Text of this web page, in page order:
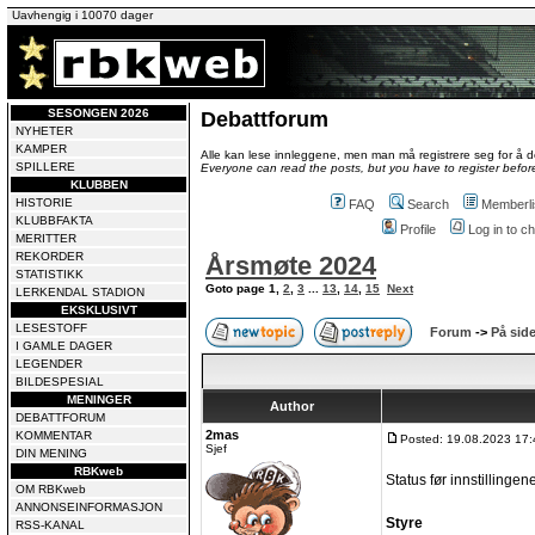
Uavhengig i 10070 dager
SESONGEN 2026
NYHETER
KAMPER
SPILLERE
KLUBBEN
HISTORIE
KLUBBFAKTA
MERITTER
REKORDER
STATISTIKK
LERKENDAL STADION
EKSKLUSIVT
LESESTOFF
I GAMLE DAGER
LEGENDER
BILDESPESIAL
MENINGER
DEBATTFORUM
KOMMENTAR
DIN MENING
RBKweb
OM RBKweb
ANNONSEINFORMASJON
RSS-KANAL
Debattforum
Alle kan lese innleggene, men man må registrere seg for å
Everyone can read the posts, but you have to register
FAQ Search
Profile
Log in to
Årsmøte 2024
Goto page 1 2 3 13 14 15 Next
Forum -> På
Author
2mas
Sjef
Posted: 19.08.2023
Status før
Styre